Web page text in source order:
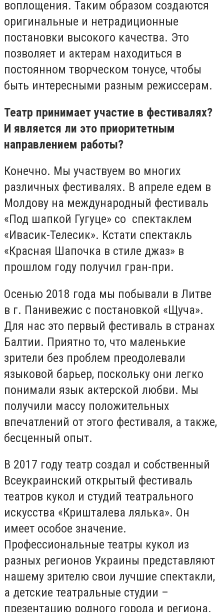
воплощения. Таким образом создаются
оригинальные и нетрадиционные
постановки высокого качества. Это
позволяет и актерам находиться в
постоянном творческом тонусе, чтобы
быть интересными разным режиссерам.
Театр принимает участие в фестивалях?
И является ли это приоритетным
направлением работы?
Конечно. Мы участвуем во многих
различных фестивалях. В апреле едем в
Молдову на международный фестиваль
«Под шапкой Гугуце» со спектаклем
«Ивасик-Телесик». Кстати спектакль
«Красная Шапочка в стиле джаз» в
прошлом году получил гран-при.
Осенью 2018 года мы побывали в Литве
в г. Панивежис с постановкой «Щуча».
Для нас это первый фестиваль в странах
Балтии. Приятно то, что маленькие
зрители без проблем преодолевали
языковой барьер, поскольку они легко
понимали язык актерской любви. Мы
получили массу положительных
впечатлений от этого фестиваля, а также,
бесценный опыт.
В 2017 году театр создал и собственный
Всеукраинский открытый фестиваль
театров кукол и студий театрального
искусства «Кришталева лялька». Он
имеет особое значение.
Профессиональные театры кукол из
разных регионов Украины представляют
нашему зрителю свои лучшие спектакли,
а детские театральные студии –
презентацию родного города и региона.